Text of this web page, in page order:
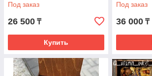
Под заказ
26 500 ₸
Купить
Под заказ
36 000 ₸